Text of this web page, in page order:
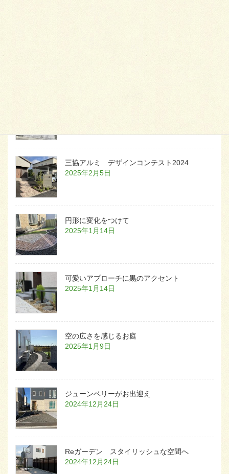
三協アルミ デザインコンテスト2024
2025年2月5日
円形に変化をつけて
2025年1月14日
可愛いアプローチに黒のアクセント
2025年1月14日
空の広さを感じるお庭
2025年1月9日
ジューンベリーがお出迎え
2024年12月24日
Reガーデン スタイリッシュな空間へ
2024年12月24日